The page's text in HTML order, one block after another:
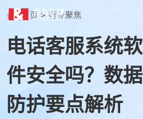
首页 > 行业聚焦
电话客服系统软
件安全吗？数据
防护要点解析